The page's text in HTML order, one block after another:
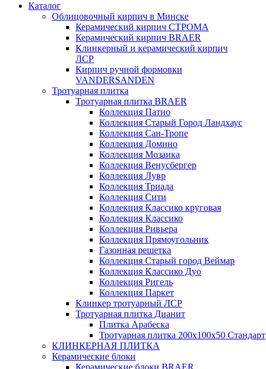
Каталог
Облицовочный кирпич в Минске
Керамический кирпич СТРОМА
Керамический кирпич BRAER
Клинкерный и керамический кирпич
ЛСР
Кирпич ручной формовки
VANDERSANDEN
Тротуарная плитка
Тротуарная плитка BRAER
Коллекция Патио
Коллекция Старый Город Ландхаус
Коллекция Сан-Тропе
Коллекция Домино
Коллекция Мозаика
Коллекция Венусбергер
Коллекция Лувр
Коллекция Триада
Коллекция Сити
Коллекция Классико круговая
Коллекция Классико
Коллекция Ривьера
Коллекция Прямоугольник
Газонная решетка
Коллекция Старый город Веймар
Коллекция Классико Дуо
Коллекция Ригель
Коллекция Паркет
Клинкер тротуарный ЛСР
Тротуарная плитка Дианит
Плитка Арабеска
Тротуарная плитка 200х100х50 Стандарт
КЛИНКЕРНАЯ ПЛИТКА
Керамические блоки
Керамические блоки BRAER